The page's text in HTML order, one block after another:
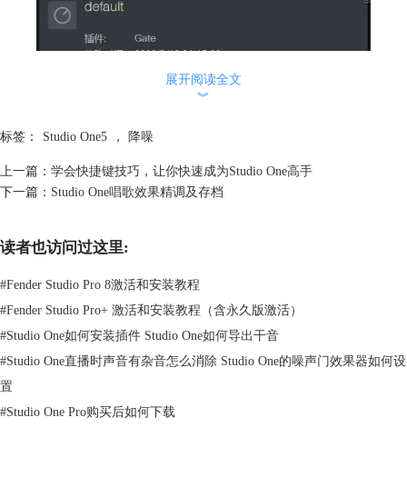
图1：噪音门插件
础工具。在“浏览”——“效果”中，我们可以找到“Gate”插件，拖动可将其
噪音门的参数设置主要有阈值、压缩范围，启动、保持和结束时间，滤波
器。
展开阅读全文
︾
标签： Studio One5 ， 降噪
上一篇： 学会快捷键技巧，让你快速成为Studio One高手
下一篇： Studio One唱歌效果精调及存档
读者也访问过这里:
#Fender Studio Pro 8激活和安装教程
#Fender Studio Pro+ 激活和安装教程（含永久版激活）
#Studio One如何安装插件 Studio One如何导出干音
#Studio One直播时声音有杂音怎么消除 Studio One的噪声门效果器如何设
置
#Studio One Pro购买后如何下载